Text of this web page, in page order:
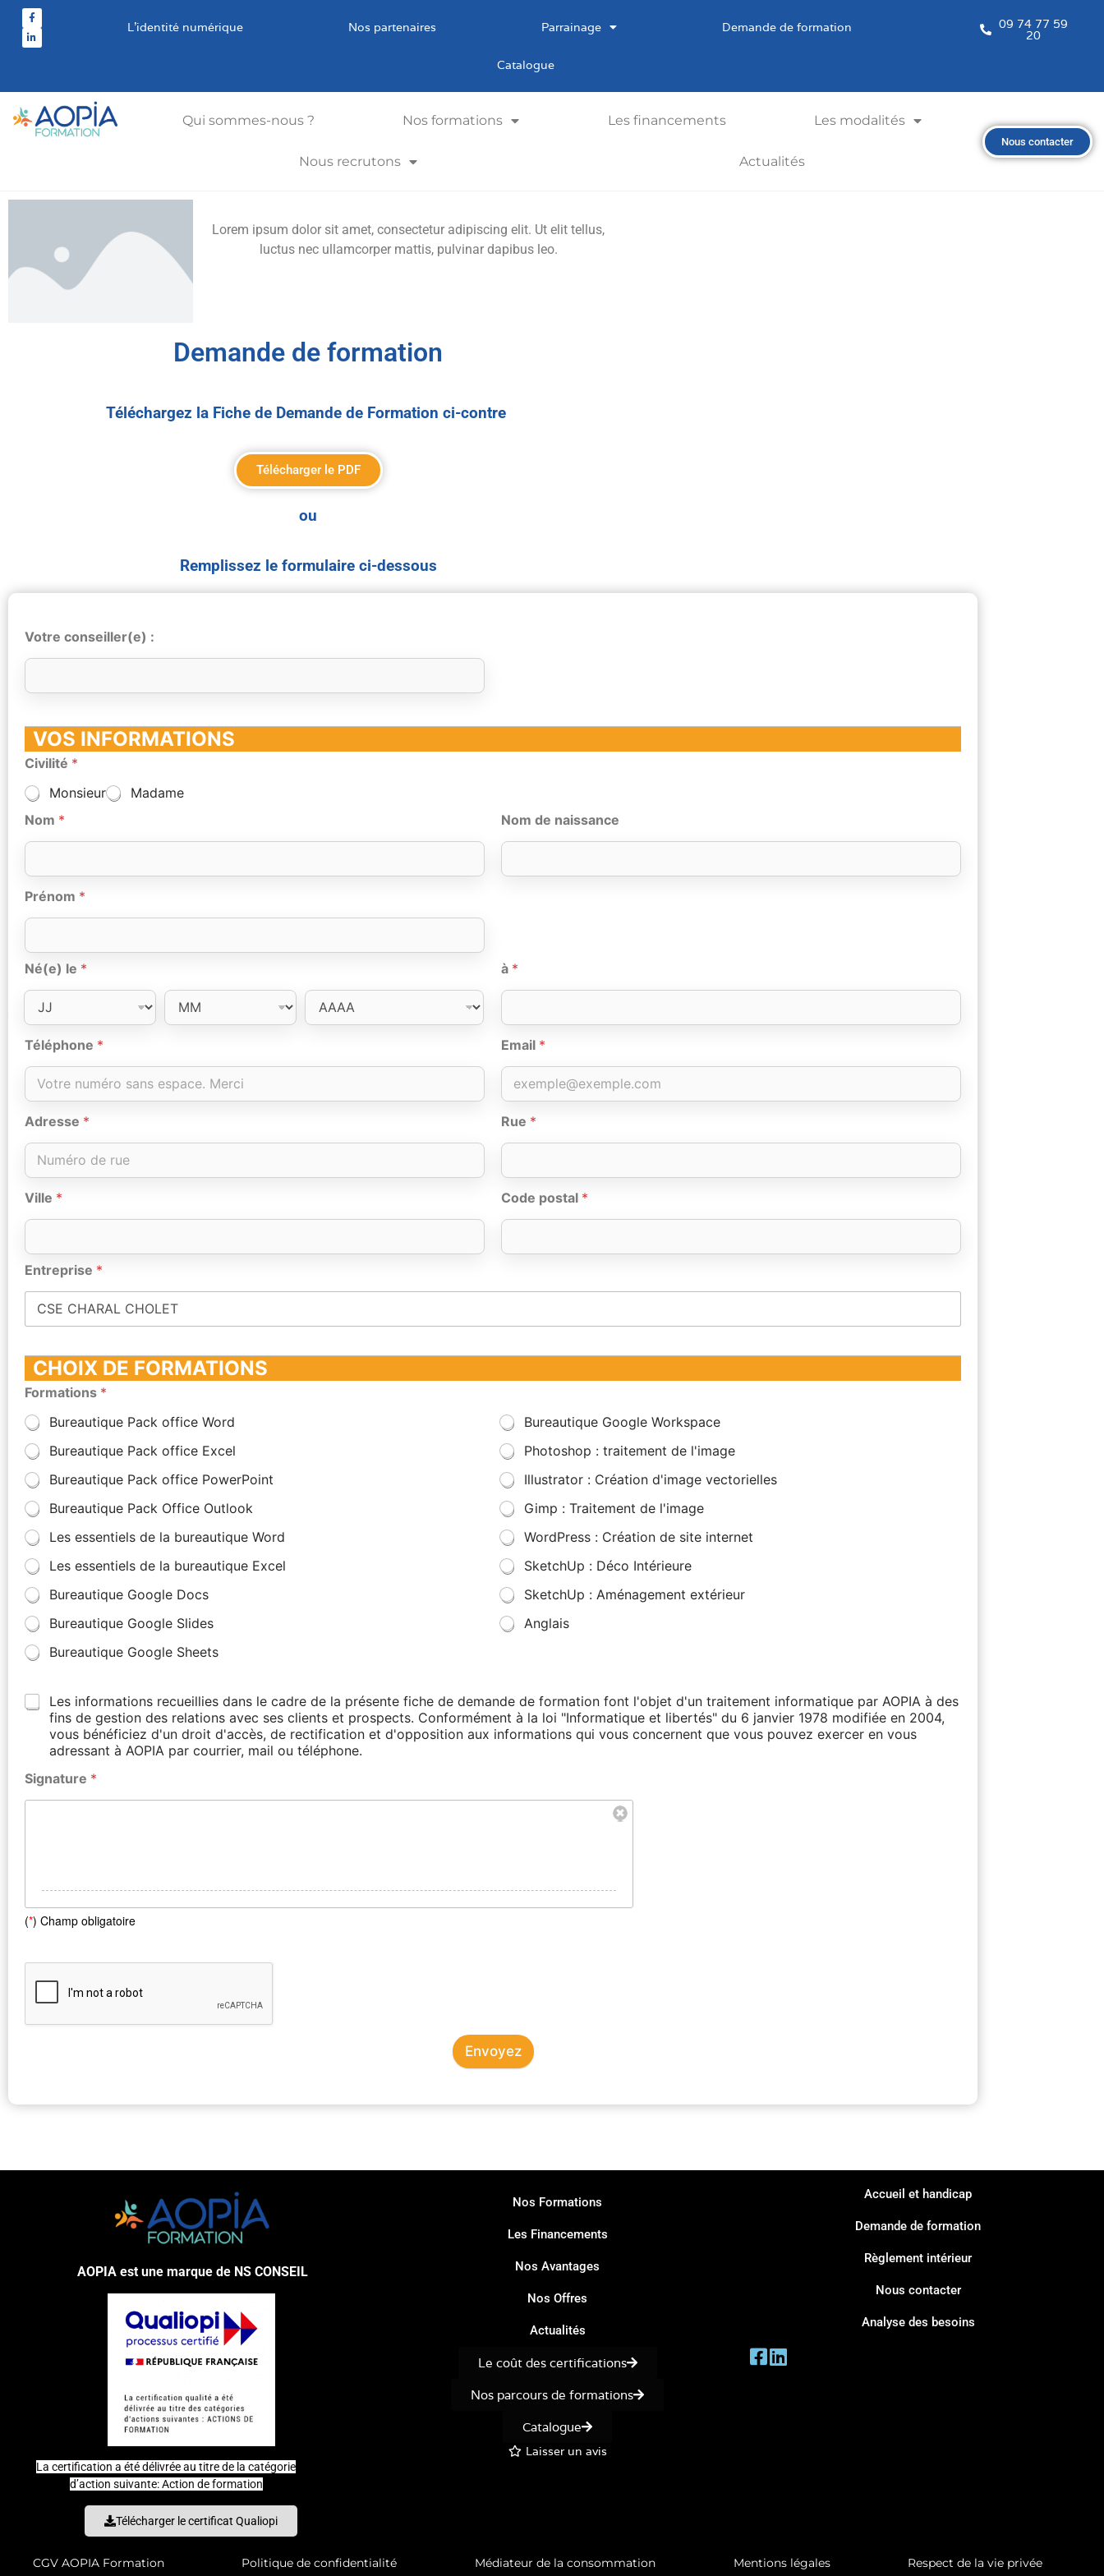
L’identité numérique Nos partenaires Parrainage Demande de formation
Catalogue
09 74 77 59
20
Qui sommes-nous ? Nos formations Les financements Les modalités
Nous recrutons Actualités
Nous contacter
Lorem ipsum dolor sit amet, consectetur adipiscing elit. Ut elit tellus,
luctus nec ullamcorper mattis, pulvinar dapibus leo.
Demande de formation
Téléchargez la Fiche de Demande de Formation ci-contre
Télécharger le PDF
ou
Remplissez le formulaire ci-dessous
Votre conseiller(e) :
VOS INFORMATIONS
Civilité *
Monsieur
Madame
Nom *
Prénom *
Nom de naissance
Né(e) le *
Téléphone *
Adresse *
Ville *
à *
Email *
Rue *
Code postal *
Entreprise *
CHOIX DE FORMATIONS
Formations *
Bureautique Pack office Word
Bureautique Google Workspace
Bureautique Pack office Excel
Photoshop : traitement de l'image
Bureautique Pack office PowerPoint
Illustrator : Création d'image vectorielles
Bureautique Pack Office Outlook
Gimp : Traitement de l'image
Les essentiels de la bureautique Word
WordPress : Création de site internet
Les essentiels de la bureautique Excel
SketchUp : Déco Intérieure
Bureautique Google Docs
SketchUp : Aménagement extérieur
Bureautique Google Slides
Anglais
Bureautique Google Sheets
Les informations recueillies dans le cadre de la présente fiche de demande de formation font l'objet d'un traitement informatique par AOPIA à des
fins de gestion des relations avec ses clients et prospects. Conformément à la loi "Informatique et libertés" du 6 janvier 1978 modifiée en 2004,
vous bénéficiez d'un droit d'accès, de rectification et d'opposition aux informations qui vous concernent que vous pouvez exercer en vous
adressant à AOPIA par courrier, mail ou téléphone.
Signature *
(*) Champ obligatoire
Envoyez
AOPIA est une marque de NS CONSEIL
La certification a été délivrée au titre de la catégorie
d’action suivante: Action de formation
Télécharger le certificat Qualiopi
Nos Formations
Les Financements
Nos Avantages
Nos Offres
Actualités
Le coût des certifications
Nos parcours de formations
Catalogue
Laisser un avis
Accueil et handicap
Demande de formation
Règlement intérieur
Nous contacter
Analyse des besoins
CGV AOPIA Formation Politique de confidentialité Médiateur de la consommation Mentions légales Respect de la vie privée